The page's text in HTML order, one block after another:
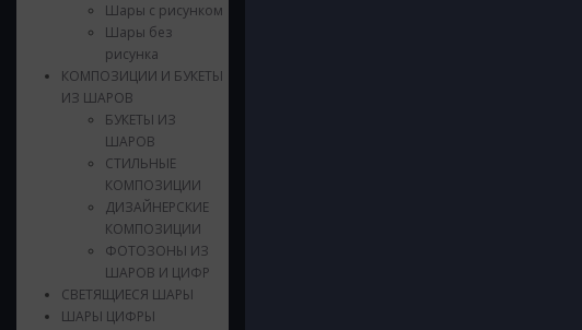
Шары с рисунком
Шары без
рисунка
КОМПОЗИЦИИ И БУКЕТЫ
ИЗ ШАРОВ
БУКЕТЫ ИЗ
ШАРОВ
СТИЛЬНЫЕ
КОМПОЗИЦИИ
ДИЗАЙНЕРСКИЕ
КОМПОЗИЦИИ
ФОТОЗОНЫ ИЗ
ШАРОВ И ЦИФР
СВЕТЯЩИЕСЯ ШАРЫ
ШАРЫ ЦИФРЫ